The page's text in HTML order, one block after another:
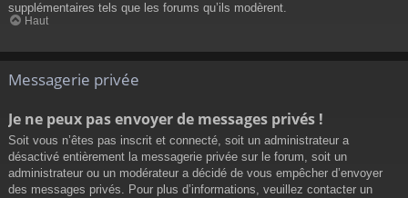
supplémentaires tels que les forums qu’ils modèrent.
Haut
Messagerie privée
Je ne peux pas envoyer de messages privés !
Soit vous n’êtes pas inscrit et connecté, soit un administrateur a
désactivé entièrement la messagerie privée sur le forum, soit un
administrateur ou un modérateur a décidé de vous empêcher d’envoyer
des messages privés. Pour plus d’informations, veuillez contacter un